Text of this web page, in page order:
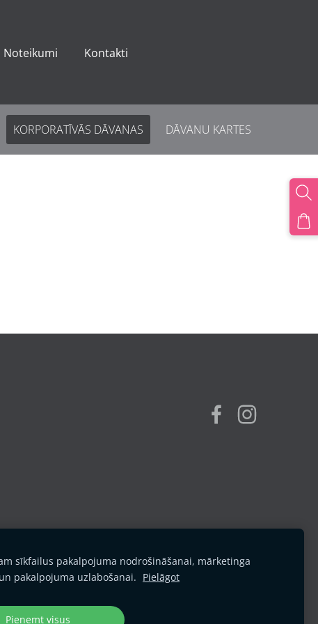
Noteikumi Kontakti
KORPORATĪVĀS DĀVANAS DĀVANU KARTES
sīkfailus pakalpojuma nodrošināšanai, mārketinga
pakalpojuma uzlabošanai. Pielāgot
Pieņemt visus